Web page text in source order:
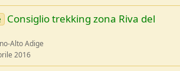
Consiglio trekking zona Riva del
Alto Adige
2016